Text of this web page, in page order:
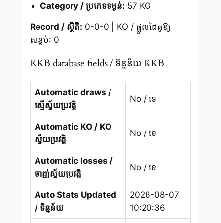
Category / ប្រភេទទម្ងន់: 57 KG
Record / ស្ថិតិ: 0-0-0 | KO / ផ្តួលដៃគូឱ្យ
សន្លប់: 0
KKB database fields / ទិន្នន័យ KKB
Automatic draws /
ស្មើស្វ័យប្រវត្តិ
No / ទេ
Automatic KO / KO
ស្វ័យប្រវត្តិ
No / ទេ
Automatic losses /
ចាញ់ស្វ័យប្រវត្តិ
No / ទេ
Auto Stats Updated
/ ទិន្នន័យ
2026-08-07
10:20:36